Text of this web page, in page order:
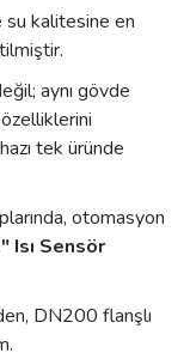
su kalitesine en
aynı gövde
özelliklerini
tek üründe
otomasyon
Isı Sensör
DN200 flanşlı